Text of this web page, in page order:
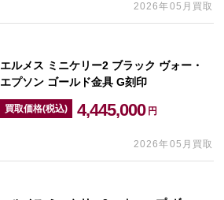
2026年05月買取
エルメス ミニケリー2 ブラック ヴォー・
エプソン ゴールド金具 G刻印
買取価格(税込) 4,445,000 円
2026年05月買取